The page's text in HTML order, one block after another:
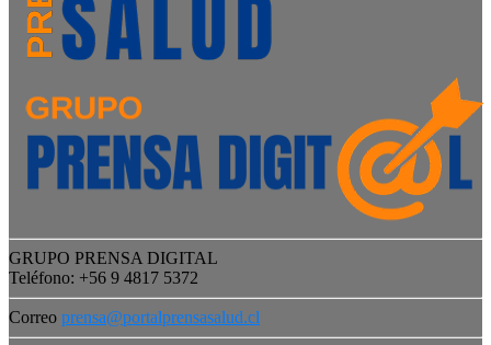
GRUPO PRENSA DIGITAL
Teléfono: +56 9 4817 5372
Correo prensa@portalprensasalud.cl